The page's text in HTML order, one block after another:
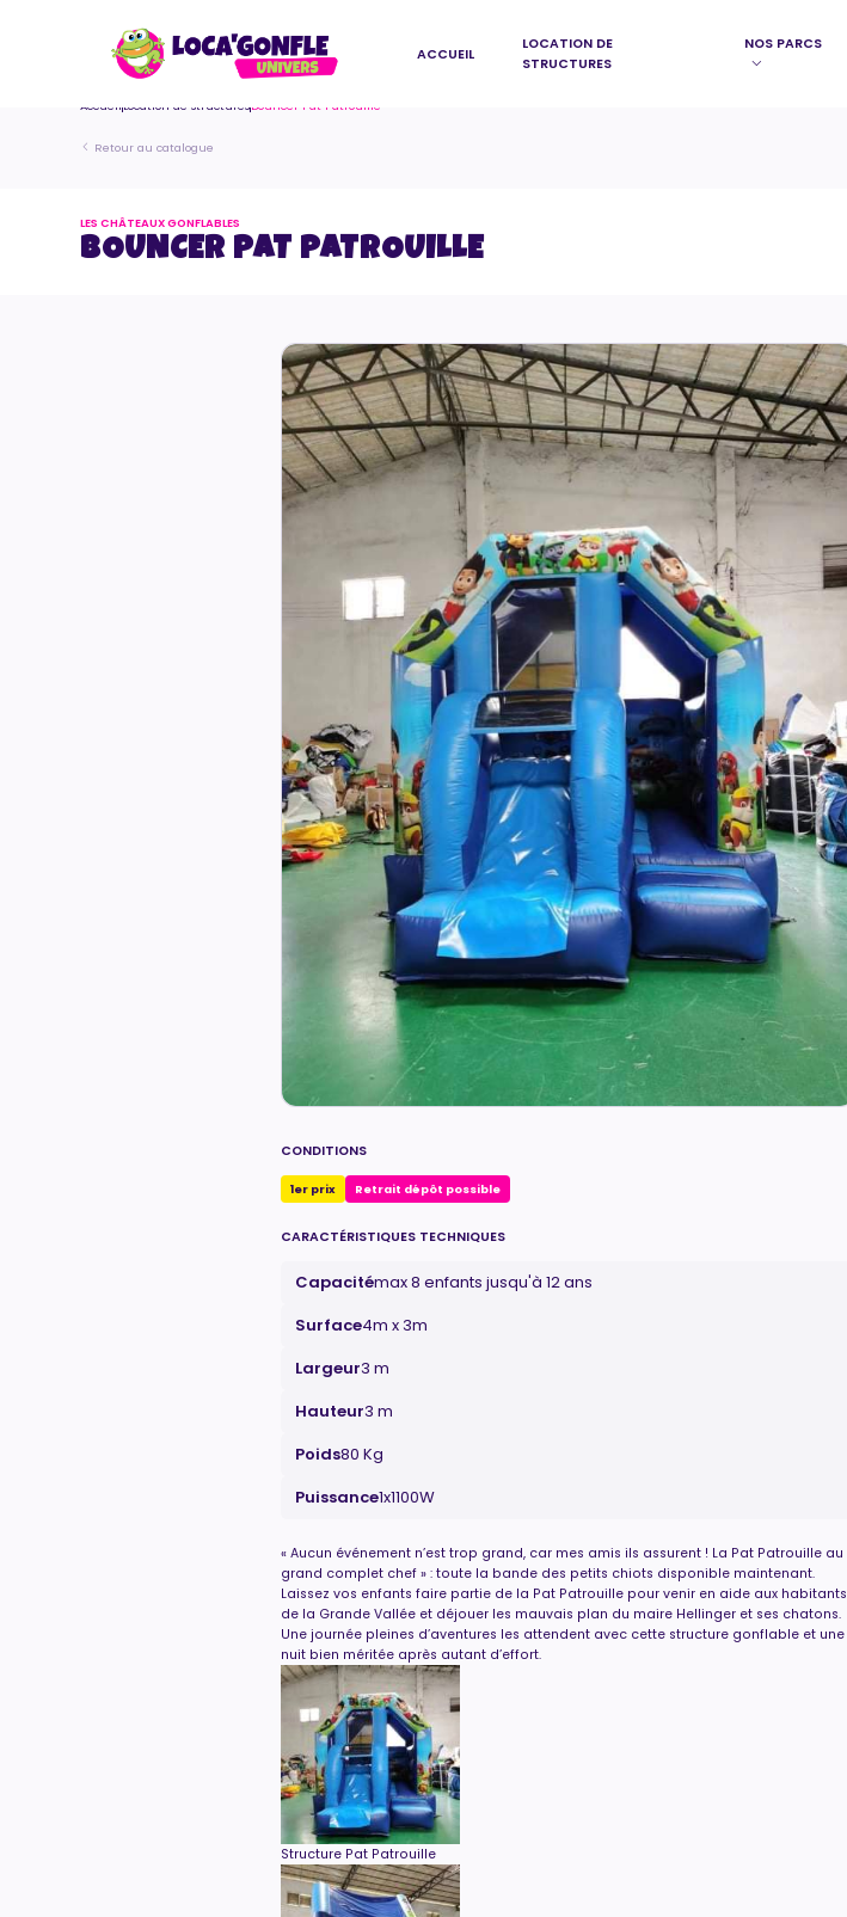
ACCUEIL
LOCATION DE
STRUCTURES
NOS PARCS
AccueilLocation de structuresBouncer Pat Patrouille
Retour au catalogue
LES CHÂTEAUX GONFLABLES
BOUNCER PAT PATROUILLE
CONDITIONS
1er prix Retrait dépôt possible
CARACTÉRISTIQUES TECHNIQUES
Capacitémax 8 enfants jusqu'à 12 ans
Surface4m x 3m
Largeur3 m
Hauteur3 m
Poids80 Kg
Puissance1x1100W
« Aucun événement n’est trop grand, car mes amis ils assurent ! La Pat Patrouille au
grand complet chef » : toute la bande des petits chiots disponible maintenant.
Laissez vos enfants faire partie de la Pat Patrouille pour venir en aide aux habitants
de la Grande Vallée et déjouer les mauvais plan du maire Hellinger et ses chatons.
Une journée pleines d’aventures les attendent avec cette structure gonflable et une
nuit bien méritée après autant d’effort.
Structure Pat Patrouille